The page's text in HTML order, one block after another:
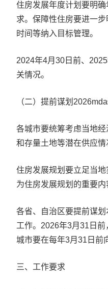
住房发展年度计划要明
求。保障性住房要进一
时间等纳入目标管理。
2024年4月30日前、
关情况。
（二）提前谋划
各城市要统筹考虑当地
和存量土地等潜在供应情
住房发展规划要立足当
为住房发展规划的重要内
各省、自治区要提前谋
工作。2026年3月31日
城市要在每年3月31日前
三、工作要求